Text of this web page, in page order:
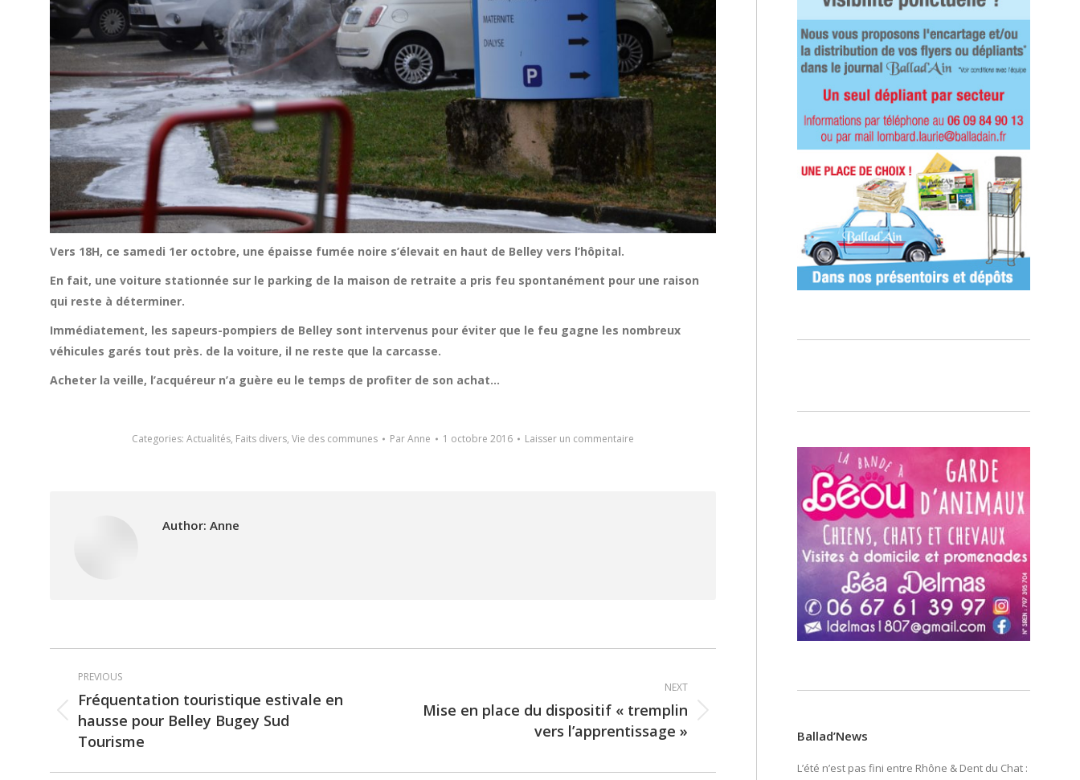
Vers 18H, ce samedi 1er octobre, une épaisse fumée noire s’élevait en haut de Belley vers l’hôpital.
En fait, une voiture stationnée sur le parking de la maison de retraite a pris feu spontanément pour une raison
qui reste à déterminer.
Immédiatement, les sapeurs-pompiers de Belley sont intervenus pour éviter que le feu gagne les nombreux
véhicules garés tout près. de la voiture, il ne reste que la carcasse.
Acheter la veille, l’acquéreur n’a guère eu le temps de profiter de son achat…
Categories: Actualités, Faits divers, Vie des communes ParAnne 1 octobre 2016 Laisser un commentaire
Author: Anne
Post
navigation
PREVIOUS
Previous
post:
Fréquentation touristique estivale en
hausse pour Belley Bugey Sud
Tourisme
NEXT
Next
Mise en place du dispositif « tremplin
vers l’apprentissage »
Ballad’News
L’été n’est pas fini entre Rhône & Dent du Chat :